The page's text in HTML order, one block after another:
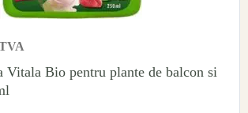
Vitala Bio pentru plante de balcon si